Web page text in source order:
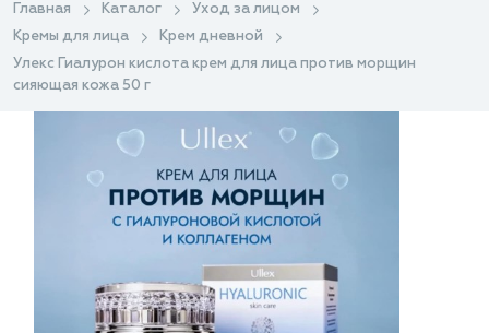
Главная Каталог
Уход за лицом
Кремы для лица
Крем дневной
Улекс Гиалурон кислота крем для лица против морщин
сияющая кожа 50 г